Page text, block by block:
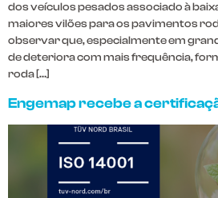
dos veículos pesados associado à
maiores vilões para os pavimentos
observar que, especialmente em
de deteriora com mais frequência,
roda […]
Engemap recebe a